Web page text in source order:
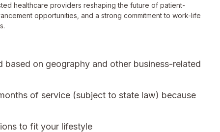
healthcare providers reshaping the future of patient-
opportunities, and a strong commitment to work-life
on geography and other business-related
of service (subject to state law) because
to fit your lifestyle